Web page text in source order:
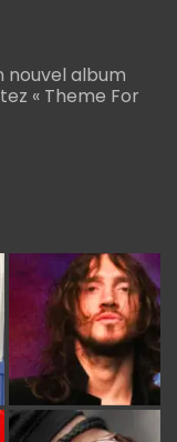
nouvel album
« Theme For